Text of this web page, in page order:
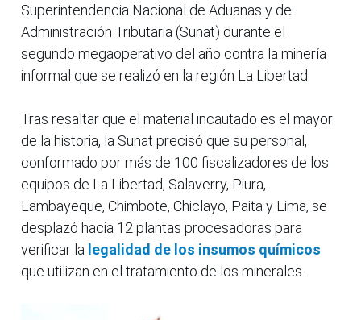
Superintendencia Nacional de Aduanas y de
Administración Tributaria (Sunat) durante el
segundo megaoperativo del año contra la minería
informal que se realizó en la región La Libertad.
Tras resaltar que el material incautado es el mayor
de la historia, la Sunat precisó que su personal,
conformado por más de 100 fiscalizadores de los
equipos de La Libertad, Salaverry, Piura,
Lambayeque, Chimbote, Chiclayo, Paita y Lima, se
desplazó hacia 12 plantas procesadoras para
verificar la legalidad de los insumos químicos
que utilizan en el tratamiento de los minerales.